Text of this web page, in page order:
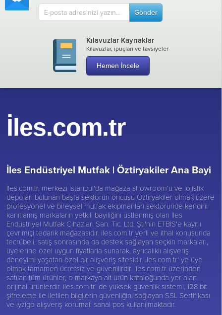
Gönder
Kılavuzlar Kaynaklar
Kılavuzlar, ipuçları ve tavsiyeler
Hemen İncele
İles.com.tr
İles Endüstriyel Mutfak |Öztiryakiler Ana Bayi
İles.com.tr, merkezi İstanbul'da mağaza showroom’u ve lojistik
depoları bulunan başta sektörün öncüsü Öztiryakiler olmak üzere
profesyonel ve bireysel mutfak ekipmanları sektöründe kendini
kanıtlamış markaların yetkili bayiliğini üstlenmiş olan İles
Endüstriyel Mutfak Cihazları San. Tic. Ltd. Şti'nin ETBİS'e kayıtlı
çevrimiçi tedarik mağazasıdır. iles.com.tr yerli ve ithal konusunda
tecrübeli, satış sonrasında da destek sağlayan seçkin markaları,
üyelerine özel uygun fiyatlarla sunarak, ayrıcalıklı alışveriş
deneyimi yaşatan özel bir alışveriş sitesidir. iles.com.tr' ye üye
olmak tamamen ücretsiz ve güvenilirdir. iles.com.tr üzerinden
satılan tüm ürünler, o markaya ait ürün kataloğunda yer alan
orijinal ürünlerdir. iles.com.tr’ de yüksek güvenlik sistemi, 128 bit
şifreleme ile iletilen bilgilerin güvenliğini sağlayan SSL Sertifikası
ve iyzigo alışveriş korumalı sanal pos kullanılmaktadır.